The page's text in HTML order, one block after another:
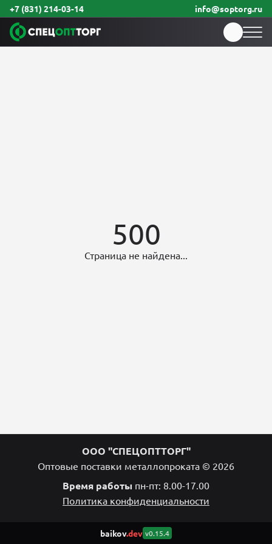
+7 (831) 214-03-14 info@soptorg.ru
500
Страница не найдена...
ООО "СПЕЦОПТТОРГ"
Оптовые поставки металлопроката © 2026
Время работы пн-пт: 8.00-17.00
Политика конфиденциальности
baikov.dev v0.15.4